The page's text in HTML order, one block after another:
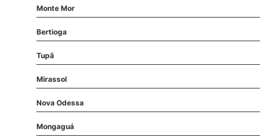
Monte Mor
Bertioga
Tupã
Mirassol
Nova Odessa
Mongaguá